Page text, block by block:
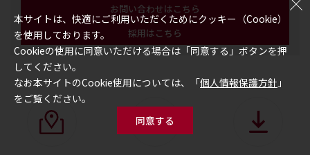
本サイトは、快適にご利用いただくためにクッキー（Cookie）
を使用しております。
Cookieの使用に同意いただける場合は「同意する」ボタンを押
してください。
なお本サイトのCookie使用については、「個人情報保護方針 」
をご覧ください。
同意する
お問い合わせはこちら
採用はこちら